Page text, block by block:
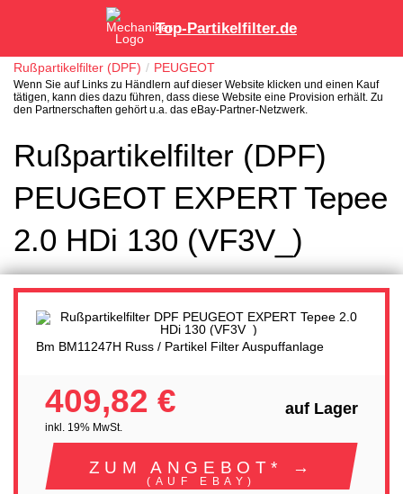
Top-Partikelfilter.de
Rußpartikelfilter (DPF) PEUGEOT
Wenn Sie auf Links zu Händlern auf dieser Website klicken und einen Kauf
tätigen, kann dies dazu führen, dass diese Website eine Provision erhält. Zu
den Partnerschaften gehört u.a. das eBay-Partner-Netzwerk.
Rußpartikelfilter (DPF)
PEUGEOT EXPERT Tepee
2.0 HDi 130 (VF3V_)
Bm BM11247H Russ / Partikel Filter Auspuffanlage
409,82 €
inkl. 19% MwSt.
auf Lager
ZUM ANGEBOT* →
(AUF EBAY)